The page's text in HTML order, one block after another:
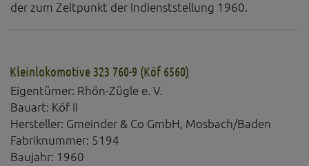
der zum Zeitpunkt der Indienststellung 1960.
Kleinlokomotive 323 760-9 (Köf 6560)
Eigentümer: Rhön-Zügle e. V.
Bauart: Köf II
Hersteller: Gmeinder & Co GmbH, Mosbach/Baden
Fabriknummer: 5194
Baujahr: 1960